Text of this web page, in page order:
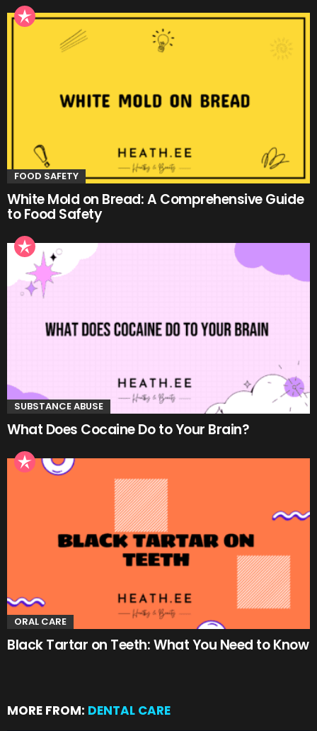
FOOD SAFETY
White Mold on Bread: A Comprehensive Guide
to Food Safety
SUBSTANCE ABUSE
What Does Cocaine Do to Your Brain?
ORAL CARE
Black Tartar on Teeth: What You Need to Know
MORE FROM: DENTAL CARE